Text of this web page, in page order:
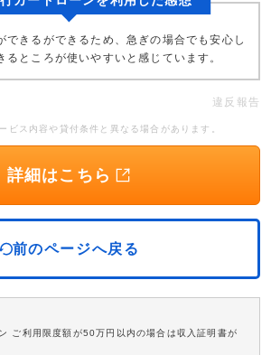
できるができるため、急ぎの場合でも安心し
るところが使いやすいと感じています。
違反報告
ビス内容や貸付条件と異なる場合があります。
詳細はこちら
前のページへ戻る
ご利用限度額が50万円以内の場合は収入証明書が